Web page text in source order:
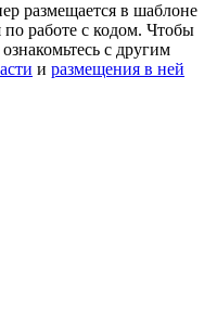
размещается в шаблоне
работе с кодом. Чтобы
с другим
и размещения в ней